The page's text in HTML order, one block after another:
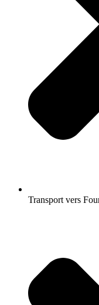
Transport vers